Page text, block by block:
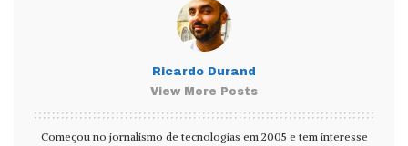
Ricardo Durand
View More Posts
Começou no jornalismo de tecnologias em 2005 e tem interesse